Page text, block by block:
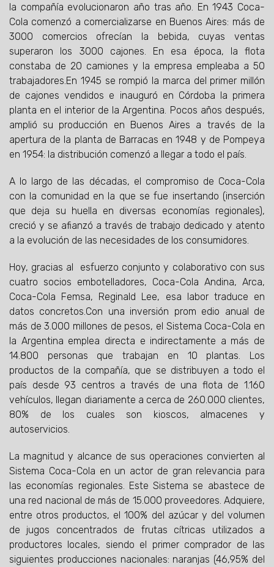
la compañía evolucionaron año tras año. En 1943 Coca-
Cola comenzó a comercializarse en Buenos Aires: más de
3000 comercios ofrecían la bebida, cuyas ventas
superaron los 3000 cajones. En esa época, la flota
constaba de 20 camiones y la empresa empleaba a 50
trabajadores.En 1945 se rompió la marca del primer millón
de cajones vendidos e inauguró en Córdoba la primera
planta en el interior de la Argentina. Pocos años después,
amplió su producción en Buenos Aires a través de la
apertura de la planta de Barracas en 1948 y de Pompeya
en 1954: la distribución comenzó a llegar a todo el país.
A lo largo de las décadas, el compromiso de Coca-Cola
con la comunidad en la que se fue insertando (inserción
que deja su huella en diversas economías regionales),
creció y se afianzó a través de trabajo dedicado y atento
a la evolución de las necesidades de los consumidores.
Hoy, gracias al esfuerzo conjunto y colaborativo con sus
cuatro socios embotelladores, Coca-Cola Andina, Arca,
Coca-Cola Femsa, Reginald Lee, esa labor traduce en
datos concretos.Con una inversión prom edio anual de
más de 3.000 millones de pesos, el Sistema Coca-Cola en
la Argentina emplea directa e indirectamente a más de
14.800 personas que trabajan en 10 plantas. Los
productos de la compañía, que se distribuyen a todo el
país desde 93 centros a través de una flota de 1.160
vehículos, llegan diariamente a cerca de 260.000 clientes,
80% de los cuales son kioscos, almacenes y
autoservicios.
La magnitud y alcance de sus operaciones convierten al
Sistema Coca-Cola en un actor de gran relevancia para
las economías regionales. Este Sistema se abastece de
una red nacional de más de 15.000 proveedores. Adquiere,
entre otros productos, el 100% del azúcar y del volumen
de jugos concentrados de frutas cítricas utilizados a
productores locales, siendo el primer comprador de las
siguientes producciones nacionales: naranjas (46,95% del